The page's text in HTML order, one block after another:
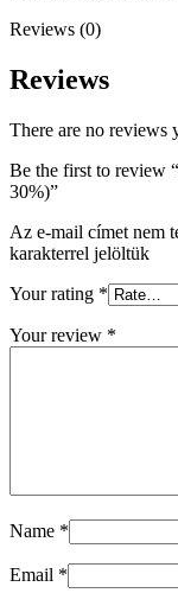
Reviews (0)
Reviews
There are no reviews
Be the first to review
30%)”
Az e-mail címet nem
karakterrel jelöltük
Your rating *
Your review *
Name *
Email *